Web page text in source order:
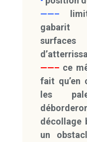
——–
gabarit
——– ce
fait qu’en
les
décollage
un